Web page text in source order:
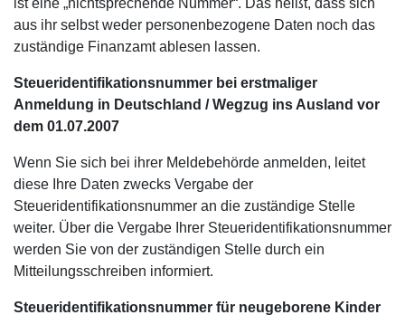
ist eine „nichtsprechende Nummer“. Das heißt, dass sich
aus ihr selbst weder personenbezogene Daten noch das
zuständige Finanzamt ablesen lassen.
Steueridentifikationsnummer bei erstmaliger
Anmeldung in Deutschland / Wegzug ins Ausland vor
dem 01.07.2007
Wenn Sie sich bei ihrer Meldebehörde anmelden, leitet
diese Ihre Daten zwecks Vergabe der
Steueridentifikationsnummer an die zuständige Stelle
weiter. Über die Vergabe Ihrer Steueridentifikationsnummer
werden Sie von der zuständigen Stelle durch ein
Mitteilungsschreiben informiert.
Steueridentifikationsnummer für neugeborene Kinder